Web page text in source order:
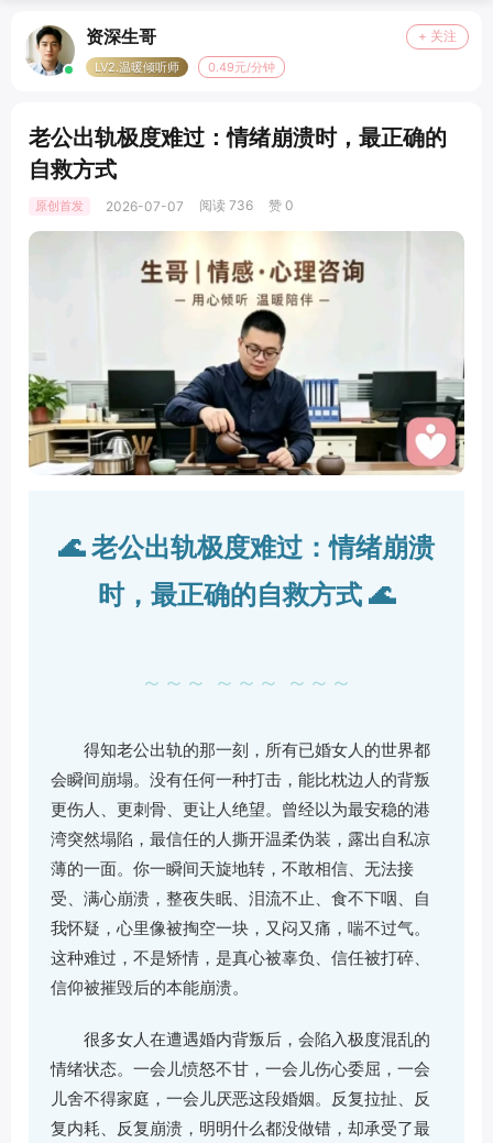
资深生哥 + 关注
LV2.温暖倾听师 0.49元/分钟
老公出轨极度难过：情绪崩溃时，最正确的
自救方式
原创首发 2026-07-07 阅读 736 赞 0
🌊 老公出轨极度难过：情绪崩溃
时，最正确的自救方式 🌊
～～～ ～～～ ～～～
得知老公出轨的那一刻，所有已婚女人的世界都
会瞬间崩塌。没有任何一种打击，能比枕边人的背叛
更伤人、更刺骨、更让人绝望。曾经以为最安稳的港
湾突然塌陷，最信任的人撕开温柔伪装，露出自私凉
薄的一面。你一瞬间天旋地转，不敢相信、无法接
受、满心崩溃，整夜失眠、泪流不止、食不下咽、自
我怀疑，心里像被掏空一块，又闷又痛，喘不过气。
这种难过，不是矫情，是真心被辜负、信任被打碎、
信仰被摧毁后的本能崩溃。
很多女人在遭遇婚内背叛后，会陷入极度混乱的
情绪状态。一会儿愤怒不甘，一会儿伤心委屈，一会
儿舍不得家庭，一会儿厌恶这段婚姻。反复拉扯、反
复内耗、反复崩溃，明明什么都没做错，却承受了最